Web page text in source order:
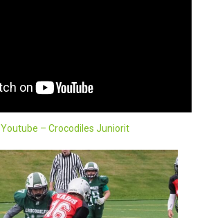
Youtube – Crocodiles Juniorit